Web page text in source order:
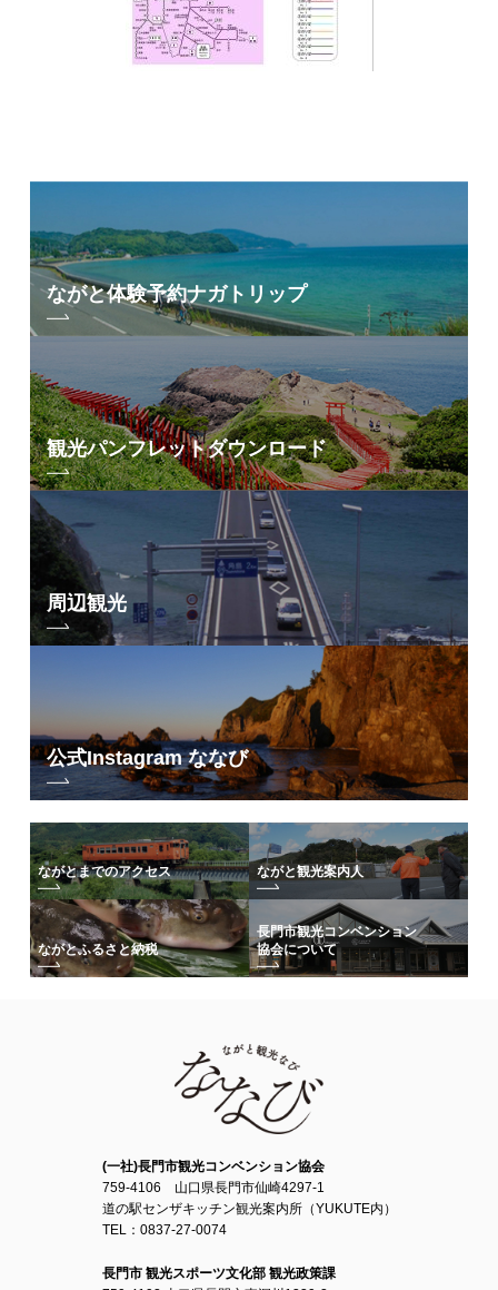
ながと体験予約ナガトリップ
観光パンフレットダウンロード
周辺観光
公式Instagram ななび
ながとまでのアクセス ながと観光案内人
ながとふるさと納税
長門市観光コンベンション
協会について
(一社)長門市観光コンベンション協会
759-4106 山口県長門市仙崎4297-1
道の駅センザキッチン観光案内所（YUKUTE内）
TEL：0837-27-0074
長門市 観光スポーツ文化部 観光政策課